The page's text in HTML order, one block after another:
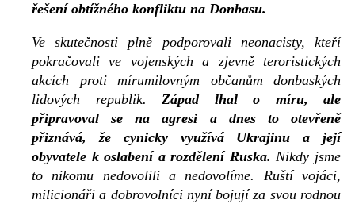
řešení obtížného konfliktu na Donbasu.
Ve skutečnosti plně podporovali neonacisty, kteří
pokračovali ve vojenských a zjevně teroristických
akcích proti mírumilovným občanům donbaských
lidových republik. Západ lhal o míru, ale
připravoval se na agresi a dnes to otevřeně
přiznává, že cynicky využívá Ukrajinu a její
obyvatele k oslabení a rozdělení Ruska. Nikdy jsme
to nikomu nedovolili a nedovolíme. Ruští vojáci,
milicionáři a dobrovolníci nyní bojují za svou rodnou